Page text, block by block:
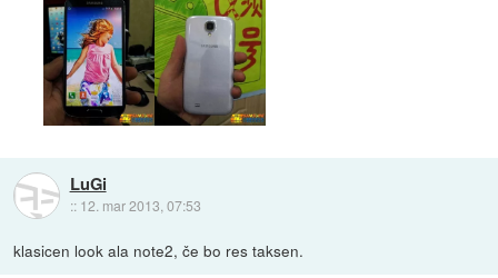
LuGi
:: 12. mar 2013, 07:53
klasicen look ala note2, če bo res taksen.